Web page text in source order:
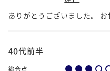
ありがとうございました。 お
40代前半
総合点